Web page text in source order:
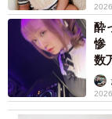
酔
惨
数